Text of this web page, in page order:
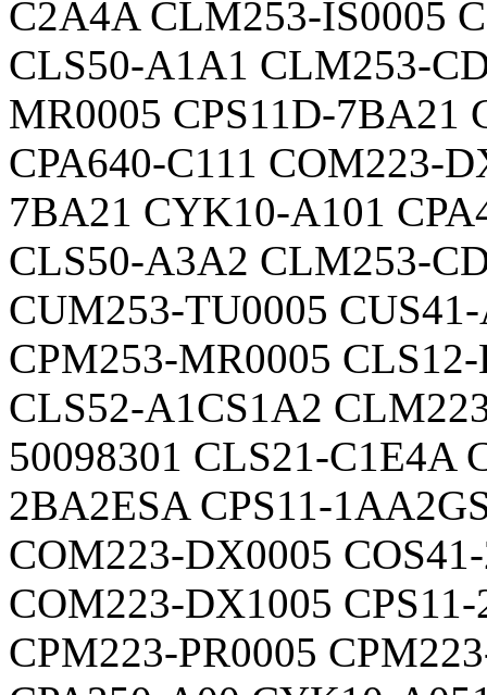
C2A4A CLM253-IS0005
CLS50-A1A1 CLM253-
MR0005 CPS11D-7BA21
CPA640-C111 COM223-
7BA21 CYK10-A101
CLS50-A3A2 CLM253-
CUM253-TU0005
CPM253-MR0005
CLS52-A1CS1A2
50098301 CLS21-C1E4A
2BA2ESA CPS11-
COM223-DX0005
COM223-DX1005
CPM223-PR0005